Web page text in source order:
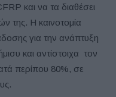
και να τα διαθέσει
της. Η καινοτομία
για την ανάπτυξη
και αντίστοιχα τον
περίπου 80%, σε